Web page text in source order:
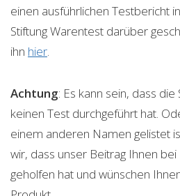
einen ausführlichen Testbericht
Stiftung Warentest darüber
ihn hier.
Achtung: Es kann sein, dass
keinen Test durchgeführt hat.
einem anderen Namen gelistet
wir, dass unser Beitrag Ihnen
geholfen hat und wünschen